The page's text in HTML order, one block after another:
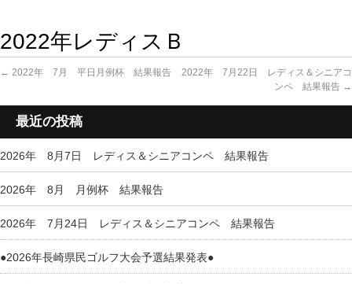
2022年レディスＢ
← 2022年 7月 平日月例杯 結果報告
2022年 7月22日 レディス＆シニアコ
ンペ 結果報告 →
最近の投稿
2026年 8月7日 レディス＆シニアコンペ 結果報告
2026年 8月 月例杯 結果報告
2026年 7月24日 レディス＆シニアコンペ 結果報告
●2026年長崎県民ゴルフ大会予選結果発表●